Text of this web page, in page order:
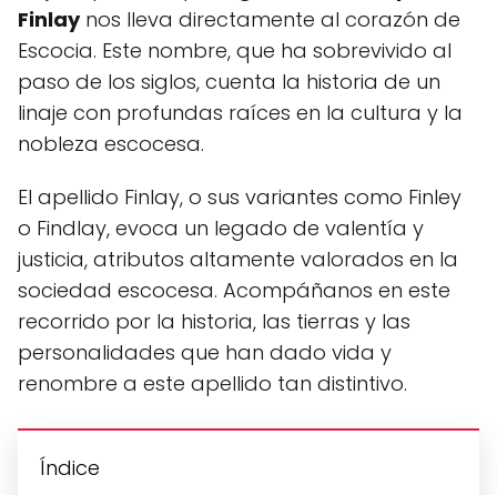
Finlaynos lleva directamente al corazón de
Escocia. Este nombre, que ha sobrevivido al
paso de los siglos, cuenta la historia de un
linaje con profundas raíces en la cultura y la
nobleza escocesa.
El apellido Finlay, o sus variantes como Finley
o Findlay, evoca un legado de valentía y
justicia, atributos altamente valorados en la
sociedad escocesa. Acompáñanos en este
recorrido por la historia, las tierras y las
personalidades que han dado vida y
renombre a este apellido tan distintivo.
Índice